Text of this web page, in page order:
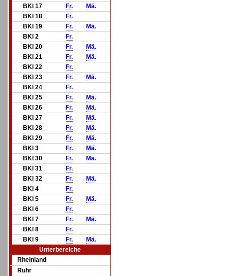
BKl 17
Fr.
Mä.
BKl 18
Fr.
BKl 19
Fr.
Mä.
BKl 2
Fr.
BKl 20
Fr.
Mä.
BKl 21
Fr.
Mä.
BKl 22
Fr.
BKl 23
Fr.
Mä.
BKl 24
Fr.
BKl 25
Fr.
Mä.
BKl 26
Fr.
Mä.
BKl 27
Fr.
Mä.
BKl 28
Fr.
Mä.
BKl 29
Fr.
Mä.
BKl 3
Fr.
Mä.
BKl 30
Fr.
Mä.
BKl 31
Fr.
BKl 32
Fr.
Mä.
BKl 4
Fr.
BKl 5
Fr.
Mä.
BKl 6
Fr.
BKl 7
Fr.
Mä.
BKl 8
Fr.
BKl 9
Fr.
Mä.
Unterbereiche
Rheinland
Ruhr